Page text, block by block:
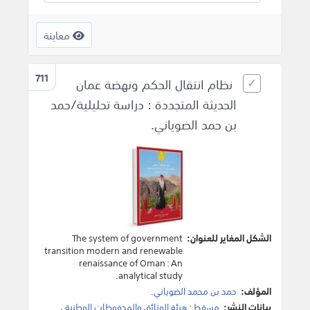
معاينة
711
نظام انتقال الحكم ونهضة عمان
الحديثة المتجددة : دراسة تحليلية/حمد
بن حمد الضوياني.
الشكل المغاير للعنوان: The system of government
transition modern and renewable
renaissance of Oman : An
analytical study.
المؤلف: حمد بن محمد الضوياني.
بيانات النشر: مسقط:هيئة الوثائق والمحفوظات الوطنية،